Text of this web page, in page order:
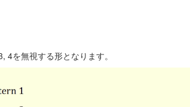
を無視する形となります。